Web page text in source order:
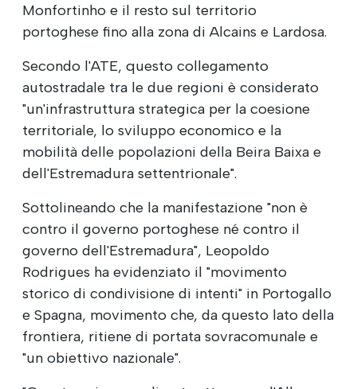
Monfortinho e il resto sul territorio
portoghese fino alla zona di Alcains e Lardosa.
Secondo l'ATE, questo collegamento
autostradale tra le due regioni è considerato
"un'infrastruttura strategica per la coesione
territoriale, lo sviluppo economico e la
mobilità delle popolazioni della Beira Baixa e
dell'Estremadura settentrionale".
Sottolineando che la manifestazione "non è
contro il governo portoghese né contro il
governo dell'Estremadura", Leopoldo
Rodrigues ha evidenziato il "movimento
storico di condivisione di intenti" in Portogallo
e Spagna, movimento che, da questo lato della
frontiera, ritiene di portata sovracomunale e
"un obiettivo nazionale".